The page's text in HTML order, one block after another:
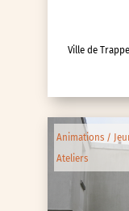
Ville de
Animations /
Ateliers